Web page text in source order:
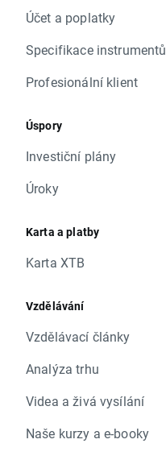
Účet a poplatky
Specifikace instrumentů
Profesionální klient
Úspory
Investiční plány
Úroky
Karta a platby
Karta XTB
Vzdělávání
Vzdělávací články
Analýza trhu
Videa a živá vysílání
Naše kurzy a e-booky